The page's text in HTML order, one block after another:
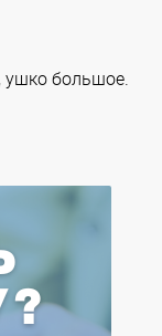
ушко большое.